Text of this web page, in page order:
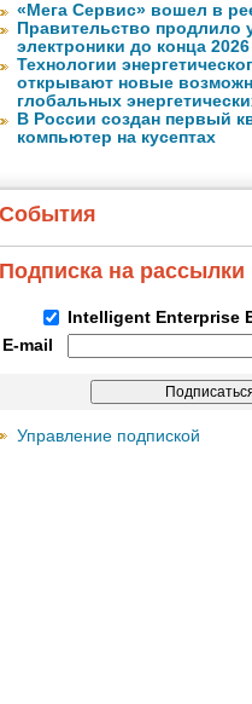
«Мега Сервис» вошел в
Правительство продлило
электроники до конца
Технологии
открывают новые
глобальных
В России создан первый
компьютер на кусептах
События
Подписка на рассылки
Intelligent Enterprise
E-mail
Управление подпиской